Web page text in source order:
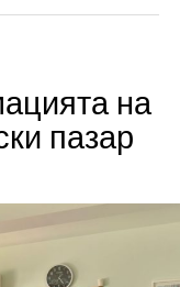
на
пазар